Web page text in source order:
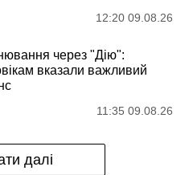
12:20 09.08.26
через "Дію":
вказали важливий
11:35 09.08.26
далі